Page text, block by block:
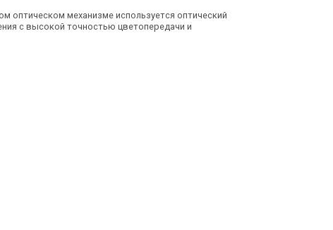
оптическом механизме используется оптический
с высокой точностью цветопередачи и